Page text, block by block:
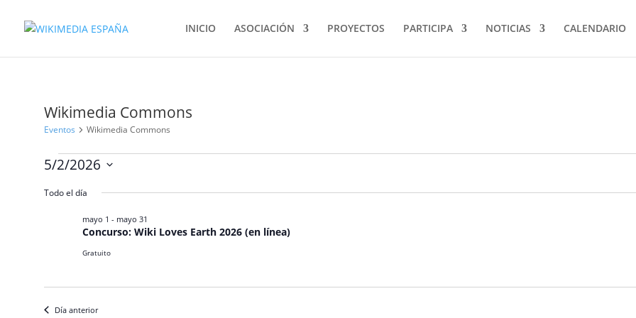
INICIO ASOCIACIÓN PROYECTOS PARTICIPA NOTICIAS CALENDARIO
Wikimedia Commons
Eventos Wikimedia Commons
Eventos
mayo
2026
5/2/2026
la
Todo el día
Concurso: Wiki Loves Earth 2026 (en línea)
mayo 1 - mayo 31
Gratuito
Día anterior